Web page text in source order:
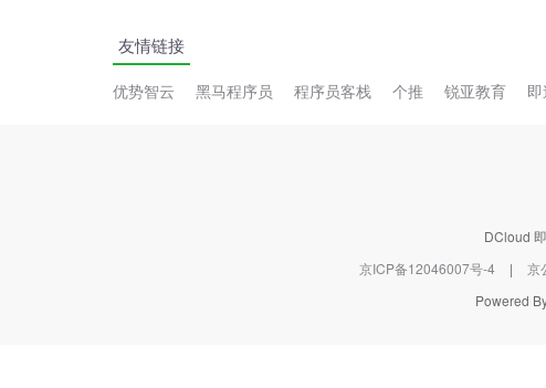
友情链接
优势智云 黑马程序员 程序员客栈 个推 锐亚教育
DCloud
京ICP备12046007号-4
| 京
Powered